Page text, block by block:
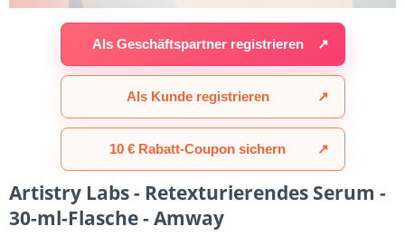
Als Geschäftspartner registrieren ↗
Als Kunde registrieren ↗
10 € Rabatt-Coupon sichern ↗
Artistry Labs - Retexturierendes Serum -
30-ml-Flasche - Amway